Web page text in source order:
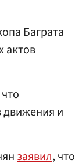
Баграта
актов
движения и
заявил, что